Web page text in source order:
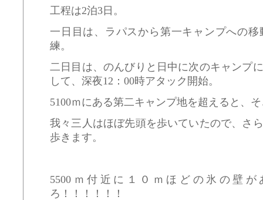
工程は2泊3日。
一日目は、ラパスから第一キャンプへの
練。
二日目は、のんびりと日中に次のキャンプ
して、深夜12：00時アタック開始。
5100ｍにある第二キャンプ地を超えると、
我々三人はほぼ先頭を歩いていたので、さ
歩きます。
5500ｍ付近に１０ｍほどの氷の壁
ろ！！！！！！